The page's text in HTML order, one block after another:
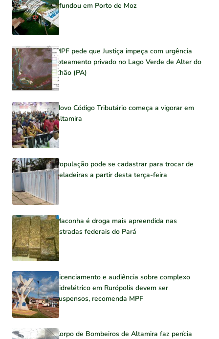
afundou em Porto de Moz
MPF pede que Justiça impeça com urgência
loteamento privado no Lago Verde de Alter do
Chão (PA)
Novo Código Tributário começa a vigorar em
Altamira
População pode se cadastrar para trocar de
geladeiras a partir desta terça-feira
Maconha é droga mais apreendida nas
estradas federais do Pará
Licenciamento e audiência sobre complexo
hidrelétrico em Rurópolis devem ser
suspensos, recomenda MPF
Corpo de Bombeiros de Altamira faz perícia